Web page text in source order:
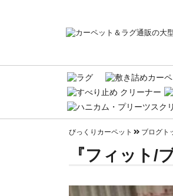
びっくりカーペット ブログト
『フィット/